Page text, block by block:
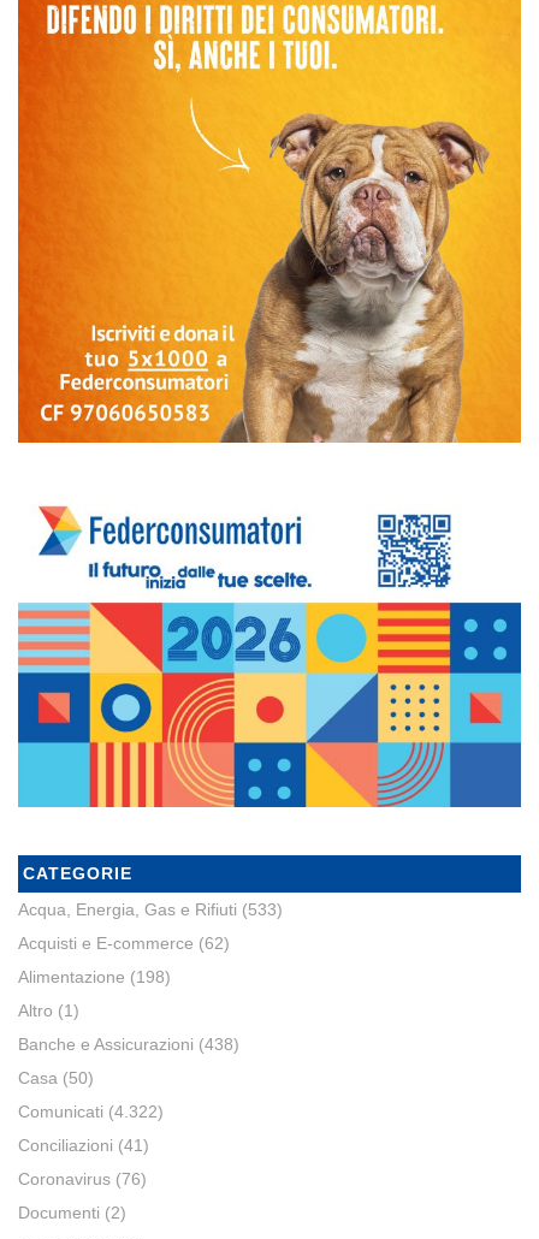
CATEGORIE
Acqua, Energia, Gas e Rifiuti (533)
Acquisti e E-commerce (62)
Alimentazione (198)
Altro (1)
Banche e Assicurazioni (438)
Casa (50)
Comunicati (4.322)
Conciliazioni (41)
Coronavirus (76)
Documenti (2)